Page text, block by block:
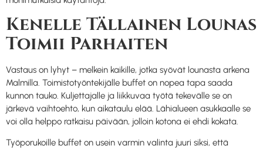
Kenelle Tällainen Lounas
Toimii Parhaiten
Vastaus on lyhyt – melkein kaikille, jotka syövät lounasta arkena
Malmilla. Toimistotyöntekijälle buffet on nopea tapa saada
kunnon tauko. Kuljettajalle ja liikkuvaa työtä tekevälle se on
järkevä vaihtoehto, kun aikataulu elää. Lähialueen asukkaalle se
voi olla helppo ratkaisu päivään, jolloin kotona ei ehdi kokata.
Työporukoille buffet on usein varmin valinta juuri siksi, että